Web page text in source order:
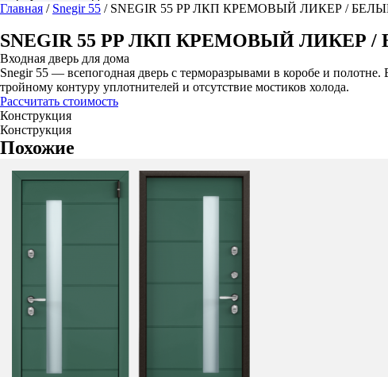
Главная / Snegir 55 / SNEGIR 55 PP ЛКП КРЕМОВЫЙ ЛИКЕР /
SNEGIR 55 PP ЛКП КРЕМОВЫЙ ЛИКЕР
Входная дверь для дома
Snegir 55 — всепогодная дверь с терморазрывами в коробе и
тройному контуру уплотнителей и отсутствие мостиков холода.
Рассчитать стоимость
Конструкция
Конструкция
Похожие